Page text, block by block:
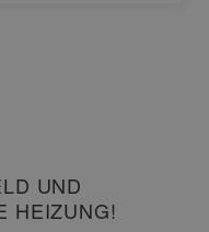
UND
HEIZUNG!